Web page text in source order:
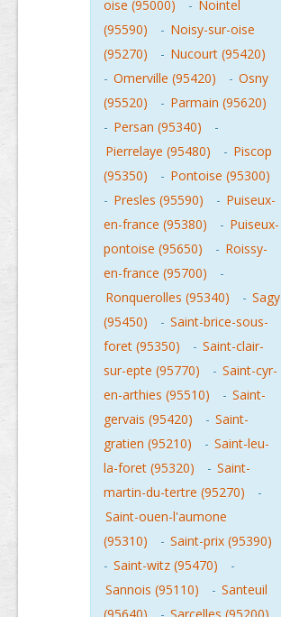
oise (95000)
- Nointel
(95590)
- Noisy-sur-oise
(95270)
- Nucourt (95420)
- Omerville (95420) - Osny
(95520)
- Parmain (95620)
- Persan (95340)
-
Pierrelaye (95480)
- Piscop
(95350)
- Pontoise (95300)
- Presles (95590) - Puiseux-
en-france (95380)
- Puiseux-
pontoise (95650)
- Roissy-
en-france (95700)
-
Ronquerolles (95340)
- Sagy
(95450)
- Saint-brice-sous-
foret (95350)
- Saint-clair-
sur-epte (95770)
- Saint-cyr-
en-arthies (95510)
- Saint-
gervais (95420)
- Saint-
gratien (95210)
- Saint-leu-
la-foret (95320)
- Saint-
martin-du-tertre (95270)
-
Saint-ouen-l'aumone
(95310)
- Saint-prix (95390)
- Saint-witz (95470)
-
Sannois (95110)
- Santeuil
(95640)
- Sarcelles (95200)